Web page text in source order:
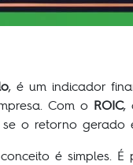
, é um indicador
Com o ROIC,
o retorno
é simples.